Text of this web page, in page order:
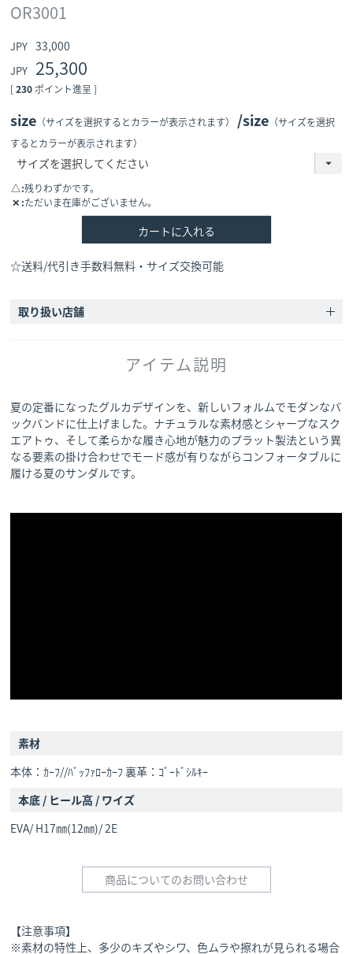
OR3001
33,000
25,300
[ 230 ポイント進呈 ]
size （サイズを選択するとカラーが表示されます） size （サイズを選択
するとカラーが表示されます）
△ 残りわずかです。
✕ ただいま在庫がございません。
カートに入れる
☆送料/代引き手数料無料・サイズ交換可能
取り扱い店舗
アイテム説明
夏の定番になったグルカデザインを、新しいフォルムでモダンなバ
ックバンドに仕上げました。ナチュラルな素材感とシャープなスク
エアトゥ、そして柔らかな履き心地が魅力のプラット製法という異
なる要素の掛け合わせでモード感が有りながらコンフォータブルに
履ける夏のサンダルです。
素材
本体：ｶｰﾌ//ﾊﾞｯﾌｧﾛｰｶｰﾌ 裏革：ｺﾞｰﾄﾞｼﾙｷｰ
本底 / ヒール高 / ワイズ
EVA/ H17㎜(12㎜)/ 2E
商品についてのお問い合わせ
【注意事項】
※素材の特性上、多少のキズやシワ、色ムラや擦れが見られる場合